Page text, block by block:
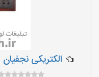
الکتریکی نجفیان